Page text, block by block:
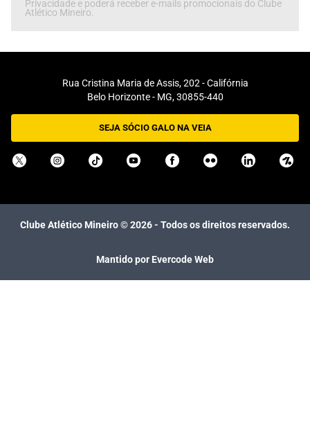
Privacidade e poderá receber e-mails promocionais do Clube
Atlético Mineiro.
Rua Cristina Maria de Assis, 202 - Califórnia
Belo Horizonte - MG, 30855-440
SEJA SÓCIO GALO NA VEIA
Clube Atlético Mineiro ©2026- Todos os direitos reservados.
Mantido por Evercode Web